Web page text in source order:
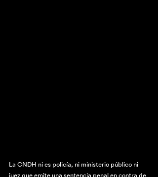
La CNDH ni es policía, ni ministerio público ni
juez que emite una sentencia penal en contra de